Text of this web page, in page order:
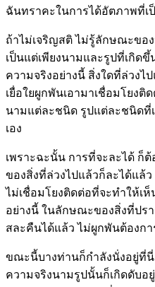
ฉันทราคะในการได้อัตภาพที่เ
ถ้าไม่เจริญสติ ไม่รู้ลักษณะขอ
เป็นแต่เพียงนามและรูปที่เกิด
ความจริงอย่างนี้ สิ่งใดที่ล่วงไ
เยื่อใยผูกพันเอามาเชื่อมโยงติ
นามแต่ละชนิด รูปแต่ละชนิดที่
เอง
เพราะฉะนั้น การที่จะละได้ ก็
ของสิ่งที่ล่วงไปแล้วก็ละได้แล้
ไม่เชื่อมโยงติดต่อที่จะทำให้เห็
อย่างนี้ ในลักษณะของสิ่งที่ปร
สละคืนได้แล้ว ไม่ผูกพันต้องกา
ขณะนี้บางท่านก็กำลังนั่งอยู่ที่
ความจริงนามรูปนั้นก็เกิดดับอ